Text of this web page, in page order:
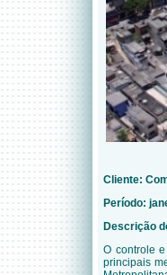
Cliente:
Período:
Descrição
O controle
principais